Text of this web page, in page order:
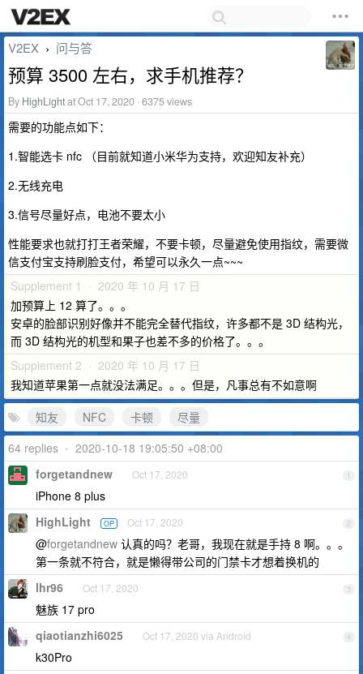
V2EX › 问与答
预算 3500 左右，求手机推荐？
By HighLightat Oct 17, 2020 · 6375 views
需要的功能点如下：
1.智能选卡 nfc （目前就知道小米华为支持，欢迎知友补充）
2.无线充电
3.信号尽量好点，电池不要太小
性能要求也就打打王者荣耀，不要卡顿，尽量避免使用指纹，需要微
信支付宝支持刷脸支付，希望可以永久一点~~~
Supplement 1 · 2020 年 10 月 17 日
加预算上 12 算了。。。
安卓的脸部识别好像并不能完全替代指纹，许多都不是 3D 结构光，
而 3D 结构光的机型和果子也差不多的价格了。。。
Supplement 2 · 2020 年 10 月 17 日
我知道苹果第一点就没法满足。。。但是，凡事总有不如意啊
知友
NFC 卡顿
尽量
64 replies • 2020-10-18 19:05:50 +08:00
1
forgetandnew Oct 17, 2020
iPhone 8 plus
2
HighLight OP Oct 17, 2020
@forgetandnew 认真的吗？老哥，我现在就是手持 8 啊。。。
第一条就不符合，就是懒得带公司的门禁卡才想着换机的
3
lhr96 Oct 17, 2020
魅族 17 pro
4
qiaotianzhi6025 Oct 17, 2020 via Android
k30Pro